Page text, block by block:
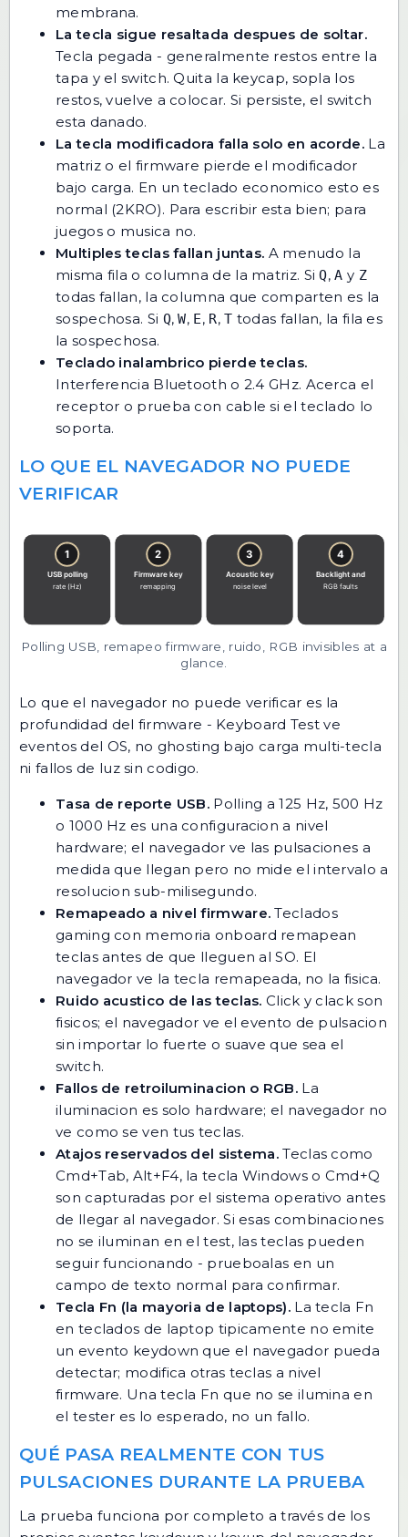
membrana.
La tecla sigue resaltada despues de soltar.
Tecla pegada - generalmente restos entre la
tapa y el switch. Quita la keycap, sopla los
restos, vuelve a colocar. Si persiste, el switch
esta danado.
La tecla modificadora falla solo en acorde.La
matriz o el firmware pierde el modificador
bajo carga. En un teclado economico esto es
normal (2KRO). Para escribir esta bien; para
juegos o musica no.
Multiples teclas fallan juntas. A menudo la
misma fila o columna de la matriz. SiQ,A y Z
todas fallan, la columna que comparten es la
sospechosa. Si Q,W, E, R,T todas fallan, la fila es
la sospechosa.
Teclado inalambrico pierde teclas.
Interferencia Bluetooth o 2.4 GHz. Acerca el
receptor o prueba con cable si el teclado lo
soporta.
LO QUE EL NAVEGADOR NO PUEDE
VERIFICAR
Polling USB, remapeo firmware, ruido, RGB invisibles at a
glance.
Lo que el navegador no puede verificar es la
profundidad del firmware - Keyboard Test ve
eventos del OS, no ghosting bajo carga multi-tecla
ni fallos de luz sin codigo.
Tasa de reporte USB. Polling a 125 Hz, 500 Hz
o 1000 Hz es una configuracion a nivel
hardware; el navegador ve las pulsaciones a
medida que llegan pero no mide el intervalo a
resolucion sub-milisegundo.
Remapeado a nivel firmware. Teclados
gaming con memoria onboard remapean
teclas antes de que lleguen al SO. El
navegador ve la tecla remapeada, no la fisica.
Ruido acustico de las teclas. Click y clack son
fisicos; el navegador ve el evento de pulsacion
sin importar lo fuerte o suave que sea el
switch.
Fallos de retroiluminacion o RGB.La
iluminacion es solo hardware; el navegador no
ve como se ven tus teclas.
Atajos reservados del sistema. Teclas como
Cmd+Tab, Alt+F4, la tecla Windows o Cmd+Q
son capturadas por el sistema operativo antes
de llegar al navegador. Si esas combinaciones
no se iluminan en el test, las teclas pueden
seguir funcionando - prueboalas en un
campo de texto normal para confirmar.
Tecla Fn (la mayoria de laptops).La tecla Fn
en teclados de laptop tipicamente no emite
un evento keydown que el navegador pueda
detectar; modifica otras teclas a nivel
firmware. Una tecla Fn que no se ilumina en
el tester es lo esperado, no un fallo.
QUÉ PASA REALMENTE CON TUS
PULSACIONES DURANTE LA PRUEBA
La prueba funciona por completo a través de los